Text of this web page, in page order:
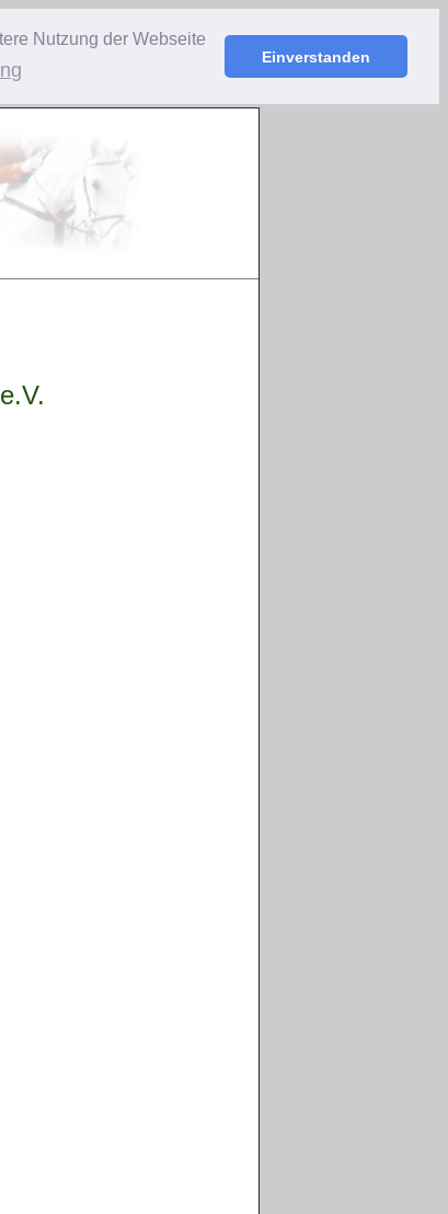
Nutzung der Webseite
Einverstanden